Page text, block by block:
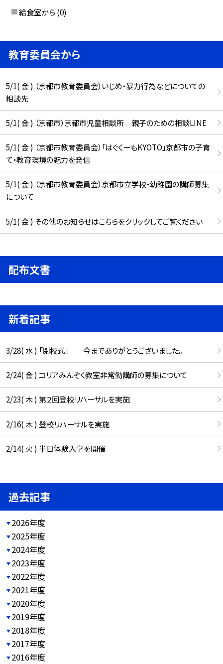
給食室から (0)
教育委員会から
5/1( 金 ) （京都市教育委員会）いじめ・暴力行為などについての
相談先
5/1( 金 ) （京都市）京都市児童相談所 親子のための相談LINE
5/1( 金 ) （京都市教育委員会）「はぐくーもKYOTO」京都市の子育
て・教育環境の魅力を発信
5/1( 金 ) （京都市教育委員会）京都市立学校・幼稚園の講師募集
について
5/1( 金 ) その他のお知らせはこちらをクリックしてご覧ください
配布文書
新着記事
3/28( 水 ) 「閉校式」 今までありがとうございました。
2/24( 金 ) コリアみんぞく教室非常勤講師の募集について
2/23( 木 ) 第２回登校リハーサルを実施
2/16( 木 ) 登校リハーサルを実施
2/14( 火 ) 半日体験入学を開催
過去記事
2026年度
2025年度
2024年度
2023年度
2022年度
2021年度
2020年度
2019年度
2018年度
2017年度
2016年度